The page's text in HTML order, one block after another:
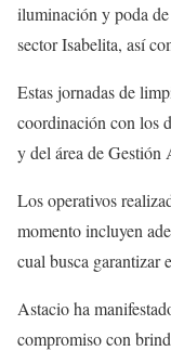
iluminación y poda
sector Isabelita, así
Estas jornadas de
coordinación con los
y del área de Gestión
Los operativos
momento incluyen
cual busca garantizar
Astacio ha
compromiso con